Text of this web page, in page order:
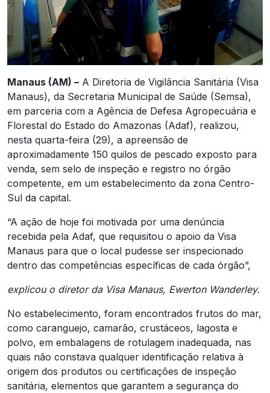
Manaus (AM) – A Diretoria de Vigilância Sanitária (Visa
Manaus), da Secretaria Municipal de Saúde (Semsa),
em parceria com a Agência de Defesa Agropecuária e
Florestal do Estado do Amazonas (Adaf), realizou,
nesta quarta-feira (29), a apreensão de
aproximadamente 150 quilos de pescado exposto para
venda, sem selo de inspeção e registro no órgão
competente, em um estabelecimento da zona Centro-
Sul da capital.
“A ação de hoje foi motivada por uma denúncia
recebida pela Adaf, que requisitou o apoio da Visa
Manaus para que o local pudesse ser inspecionado
dentro das competências específicas de cada órgão”,
explicou o diretor da Visa Manaus, Ewerton Wanderley.
No estabelecimento, foram encontrados frutos do mar,
como caranguejo, camarão, crustáceos, lagosta e
polvo, em embalagens de rotulagem inadequada, nas
quais não constava qualquer identificação relativa à
origem dos produtos ou certificações de inspeção
sanitária, elementos que garantem a segurança do